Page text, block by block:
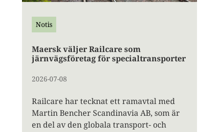
Notis
Maersk väljer Railcare som
järnvägsföretag för specialtransporter
2026-07-08
Railcare har tecknat ett ramavtal med
Martin Bencher Scandinavia AB, som är
en del av den globala transport- och